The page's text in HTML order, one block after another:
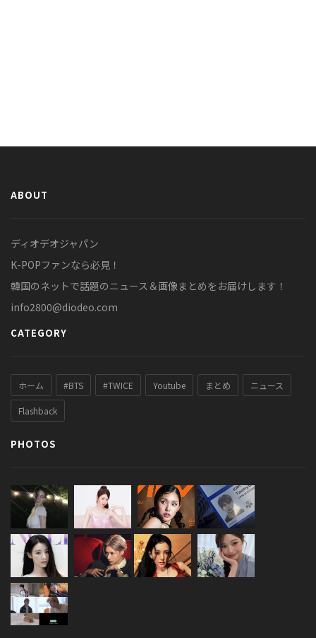
ABOUT
ディオデオジャパン
K-POPファンなら必見！
韓国のネットで話題のニュース＆画像まとめをお届けします！
info2800@diodeo.com
CATEGORY
ホーム #BTS #TWICE Youtube まとめ ニュース
Flashback
PHOTOS